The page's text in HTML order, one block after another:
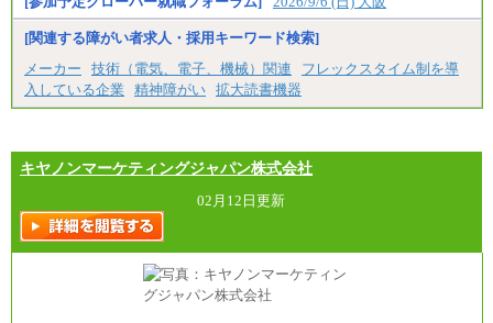
基づき決定します。
※試用期間中も給与に変更はございません
[関連する障がい者求人・採用キーワード検索]
メーカー
技術（電気、電子、機械）関連
フレックスタイム制を導
入している企業
精神障がい 拡大読書機器
キヤノンマーケティングジャパン株式会社
02月12日更新